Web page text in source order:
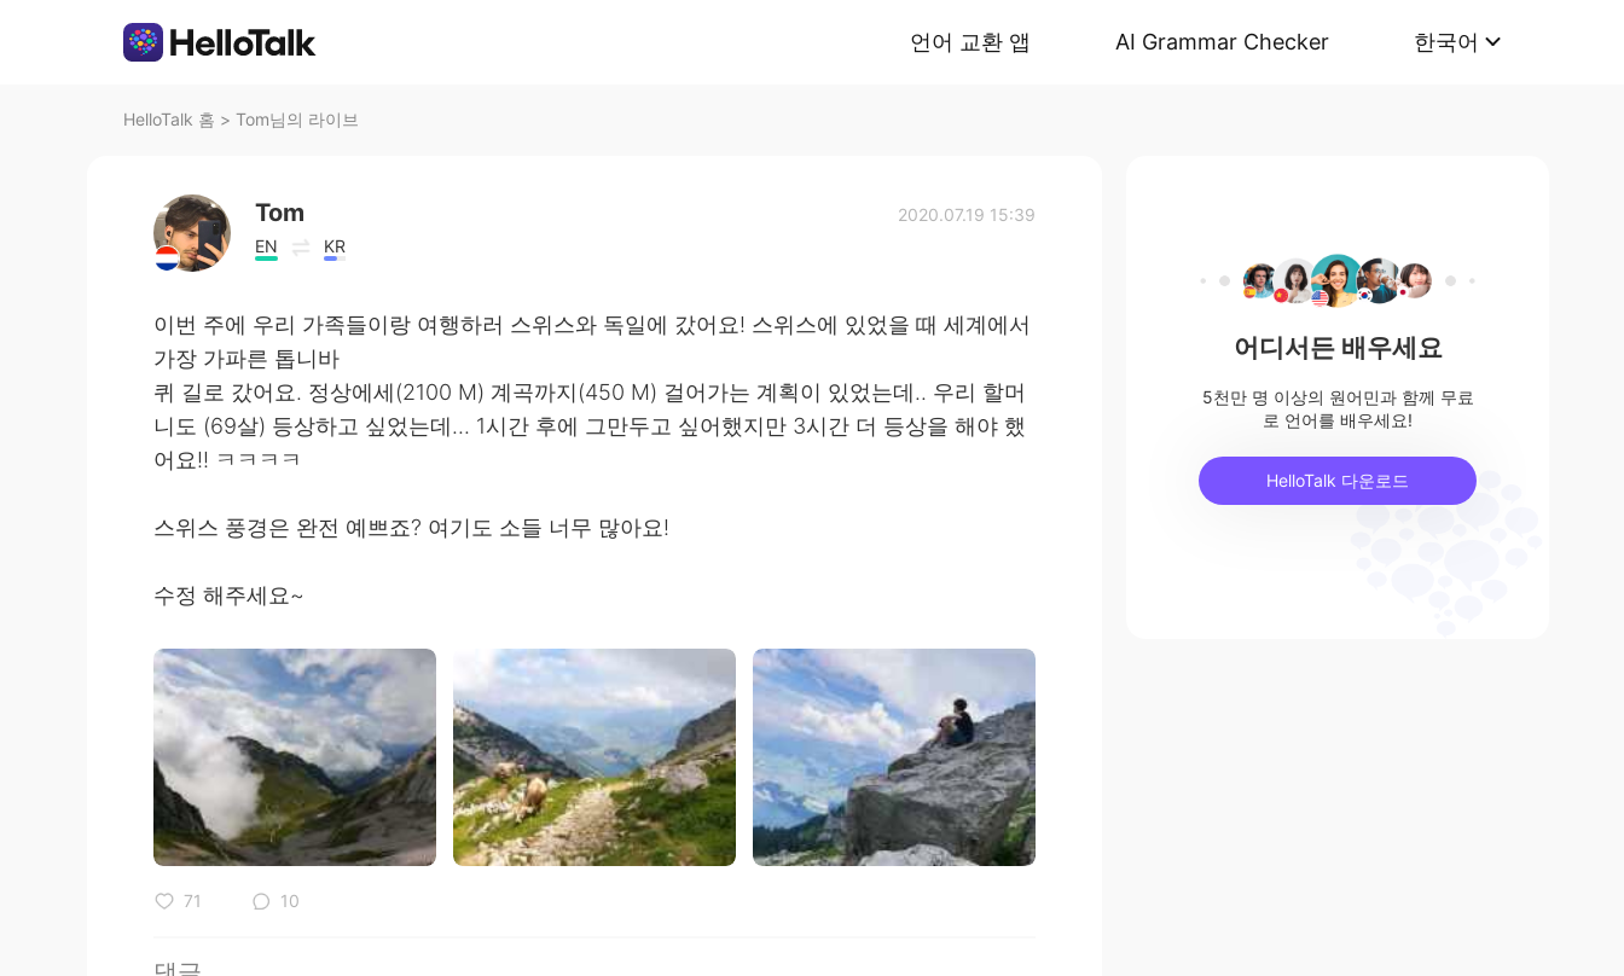
언어 교환 앱 AI Grammar Checker 한국어
HelloTalk 홈 > Tom님의 라이브
Tom
EN KR
2020.07.19 15:39
이번 주에 우리 가족들이랑 여행하러 스위스와 독일에 갔어요! 스위스에 있었을 때 세계에서
가장 가파른 톱니바
퀴 길로 갔어요. 정상에세(2100 M) 계곡까지(450 M) 걸어가는 계획이 있었는데.. 우리 할머
니도 (69살) 등상하고 싶었는데... 1시간 후에 그만두고 싶어했지만 3시간 더 등상을 해야 했
어요!! ㅋㅋㅋㅋ
스위스 풍경은 완전 예쁘죠? 여기도 소들 너무 많아요!
수정 해주세요~
71 10
어디서든 배우세요
5천만 명 이상의 원어민과 함께 무료
로 언어를 배우세요!
HelloTalk 다운로드